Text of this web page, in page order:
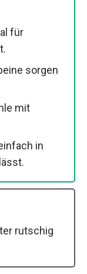
für
sorgen
mit
in
rutschig